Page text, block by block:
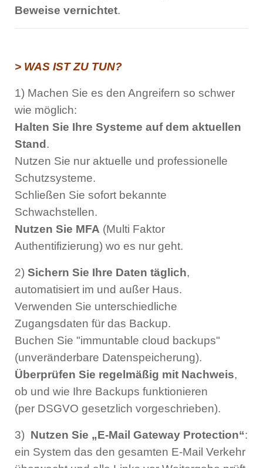
Beweise vernichtet.
> WAS IST ZU TUN?
1) Machen Sie es den Angreifern so schwer
wie möglich:
Halten Sie Ihre Systeme auf dem aktuellen
Stand .
Nutzen Sie nur aktuelle und professionelle
Schutzsysteme.
Schließen Sie sofort bekannte
Schwachstellen.
Nutzen Sie MFA (Multi Faktor
Authentifizierung) wo es nur geht.
2) Sichern Sie Ihre Daten täglich,
automatisiert im und außer Haus.
Verwenden Sie unterschiedliche
Zugangsdaten für das Backup.
Buchen Sie "immuntable cloud backups"
(unveränderbare Datenspeicherung).
Überprüfen Sie regelmäßig mit Nachweis,
ob und wie Ihre Backups funktionieren
(per DSGVO gesetzlich vorgeschrieben).
3) Nutzen Sie „E-Mail Gateway Protection“:
ein System das den gesamten E-Mail Verkehr